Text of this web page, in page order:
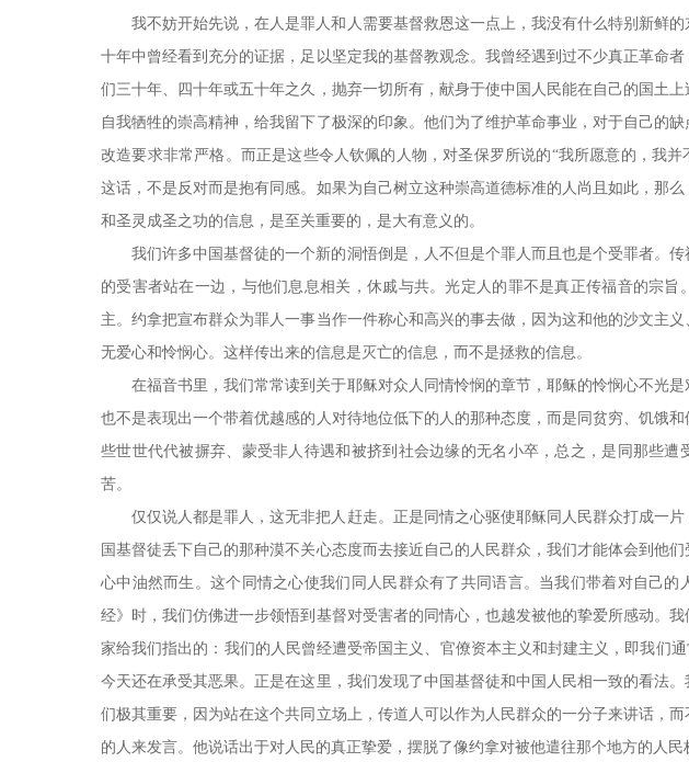
我不妨开始先说，在人是罪人和人需要基督救恩这一点上，我没有什么特别新鲜
十年中曾经看到充分的证据，足以坚定我的基督教观念。我曾经遇到过不少真正革命
们三十年、四十年或五十年之久，抛弃一切所有，献身于使中国人民能在自己的国土
自我牺牲的崇高精神，给我留下了极深的印象。他们为了维护革命事业，对于自己的
改造要求非常严格。而正是这些令人钦佩的人物，对圣保罗所说的“我所愿意的，我并
这话，不是反对而是抱有同感。如果为自己树立这种崇高道德标准的人尚且如此，那
和圣灵成圣之功的信息，是至关重要的，是大有意义的。
我们许多中国基督徒的一个新的洞悟倒是，人不但是个罪人而且也是个受罪者。
的受害者站在一边，与他们息息相关，休戚与共。光定人的罪不是真正传福音的宗
主。约拿把宣布群众为罪人一事当作一件称心和高兴的事去做，因为这和他的沙文主
无爱心和怜悯心。这样传出来的信息是灭亡的信息，而不是拯救的信息。
在福音书里，我们常常读到关于耶稣对众人同情怜悯的章节，耶稣的怜悯心不光
也不是表现出一个带着优越感的人对待地位低下的人的那种态度，而是同贫穷、饥饿
些世世代代被摒弃、蒙受非人待遇和被挤到社会边缘的无名小卒，总之，是同那些
苦。
仅仅说人都是罪人，这无非把人赶走。正是同情之心驱使耶稣同人民群众打成一
国基督徒丢下自己的那种漠不关心态度而去接近自己的人民群众，我们才能体会到他
心中油然而生。这个同情之心使我们同人民群众有了共同语言。当我们带着对自己的
经》时，我们仿佛进一步领悟到基督对受害者的同情心，也越发被他的挚爱所感动。
家给我们指出的：我们的人民曾经遭受帝国主义、官僚资本主义和封建主义，即我们
今天还在承受其恶果。正是在这里，我们发现了中国基督徒和中国人民相一致的看法
们极其重要，因为站在这个共同立场上，传道人可以作为人民群众的一分子来讲话，
的人来发言。他说话出于对人民的真正挚爱，摆脱了像约拿对被他遣往那个地方的人民